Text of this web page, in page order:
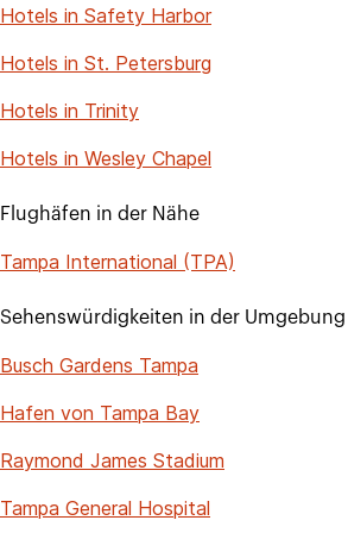
Hotels in Safety Harbor
Hotels in St. Petersburg
Hotels in Trinity
Hotels in Wesley Chapel
Flughäfen in der Nähe
Tampa International (TPA)
Sehenswürdigkeiten in der Umgebung
Busch Gardens Tampa
Hafen von Tampa Bay
Raymond James Stadium
Tampa General Hospital